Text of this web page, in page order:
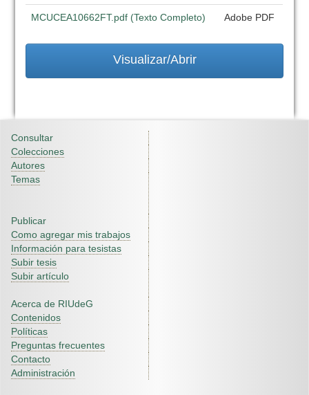
MCUCEA10662FT.pdf (Texto Completo) Adobe PDF
Visualizar/Abrir
Consultar
Colecciones
Autores
Temas
Publicar
Como agregar mis trabajos
Información para tesistas
Subir tesis
Subir artículo
Acerca de RIUdeG
Contenidos
Políticas
Preguntas frecuentes
Contacto
Administración